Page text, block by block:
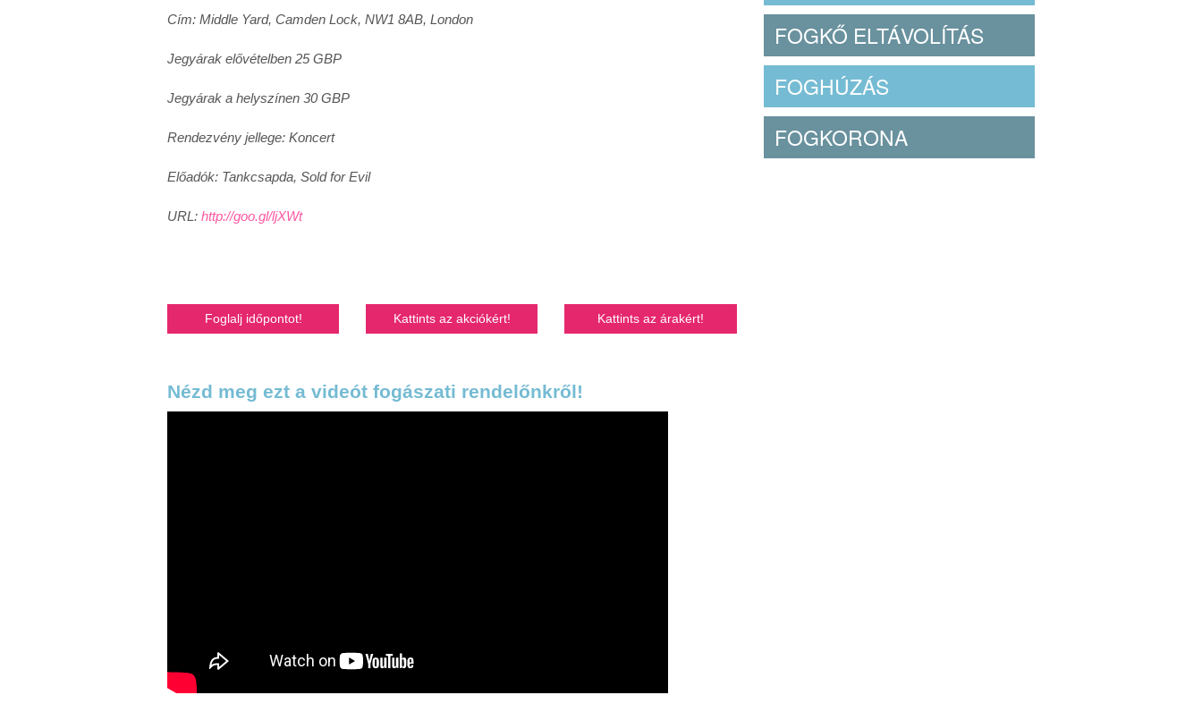
Cím: Middle Yard, Camden Lock, NW1 8AB, London
Jegyárak elővételben 25 GBP
Jegyárak a helyszínen 30 GBP
Rendezvény jellege: Koncert
Előadók: Tankcsapda, Sold for Evil
URL: http://goo.gl/ljXWt
Foglalj időpontot! Kattints az akciókért! Kattints az árakért!
Nézd meg ezt a videót fogászati rendelőnkről!
FOGKŐ ELTÁVOLÍTÁS
FOGHÚZÁS
FOGKORONA